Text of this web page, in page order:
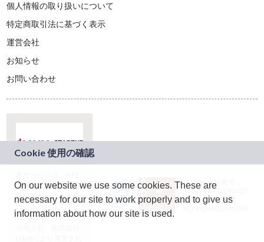
個人情報の取り扱いについて
特定商取引法に基づく表示
運営会社
お知らせ
お問い合わせ
ドコモグループの新
規事業創出プログラ
ム「docomo
STARTUP」を通じて
JASRAC許諾番号：
9024936001Y45037
JASRAC許諾番号：
On our website we use some cookies. These are
necessary for our site to work properly and to give us
information about how our site is used.